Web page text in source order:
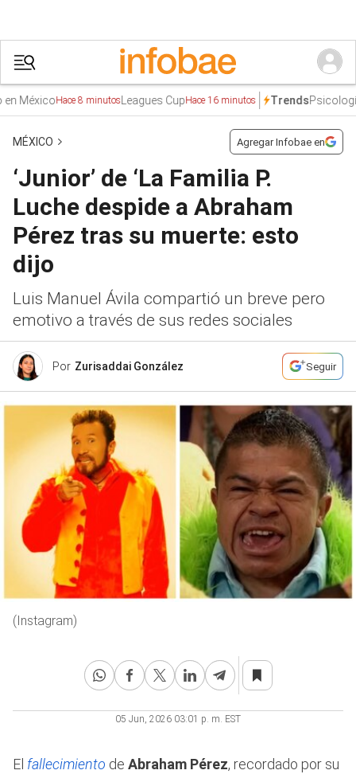
Hace 8 minutosLeagues Cup Hace 16 minutos TrendsPsicología
MÉXICO Agregar Infobae en
‘Junior’ de ‘La Familia P.
Luche despide a Abraham
Pérez tras su muerte: esto
dijo
Luis Manuel Ávila compartió un breve pero
emotivo a través de sus redes sociales
Por Zurisaddai González Seguir
(Instagram)
05 Jun, 2026 03:01 p. m. EST
El fallecimiento de Abraham Pérez, recordado por su